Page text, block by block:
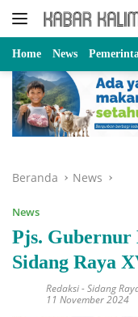
Langsung
Home News
Beranda News
News
Pjs.
Sidang Raya
Redaksi-Sidang
11 November 2024